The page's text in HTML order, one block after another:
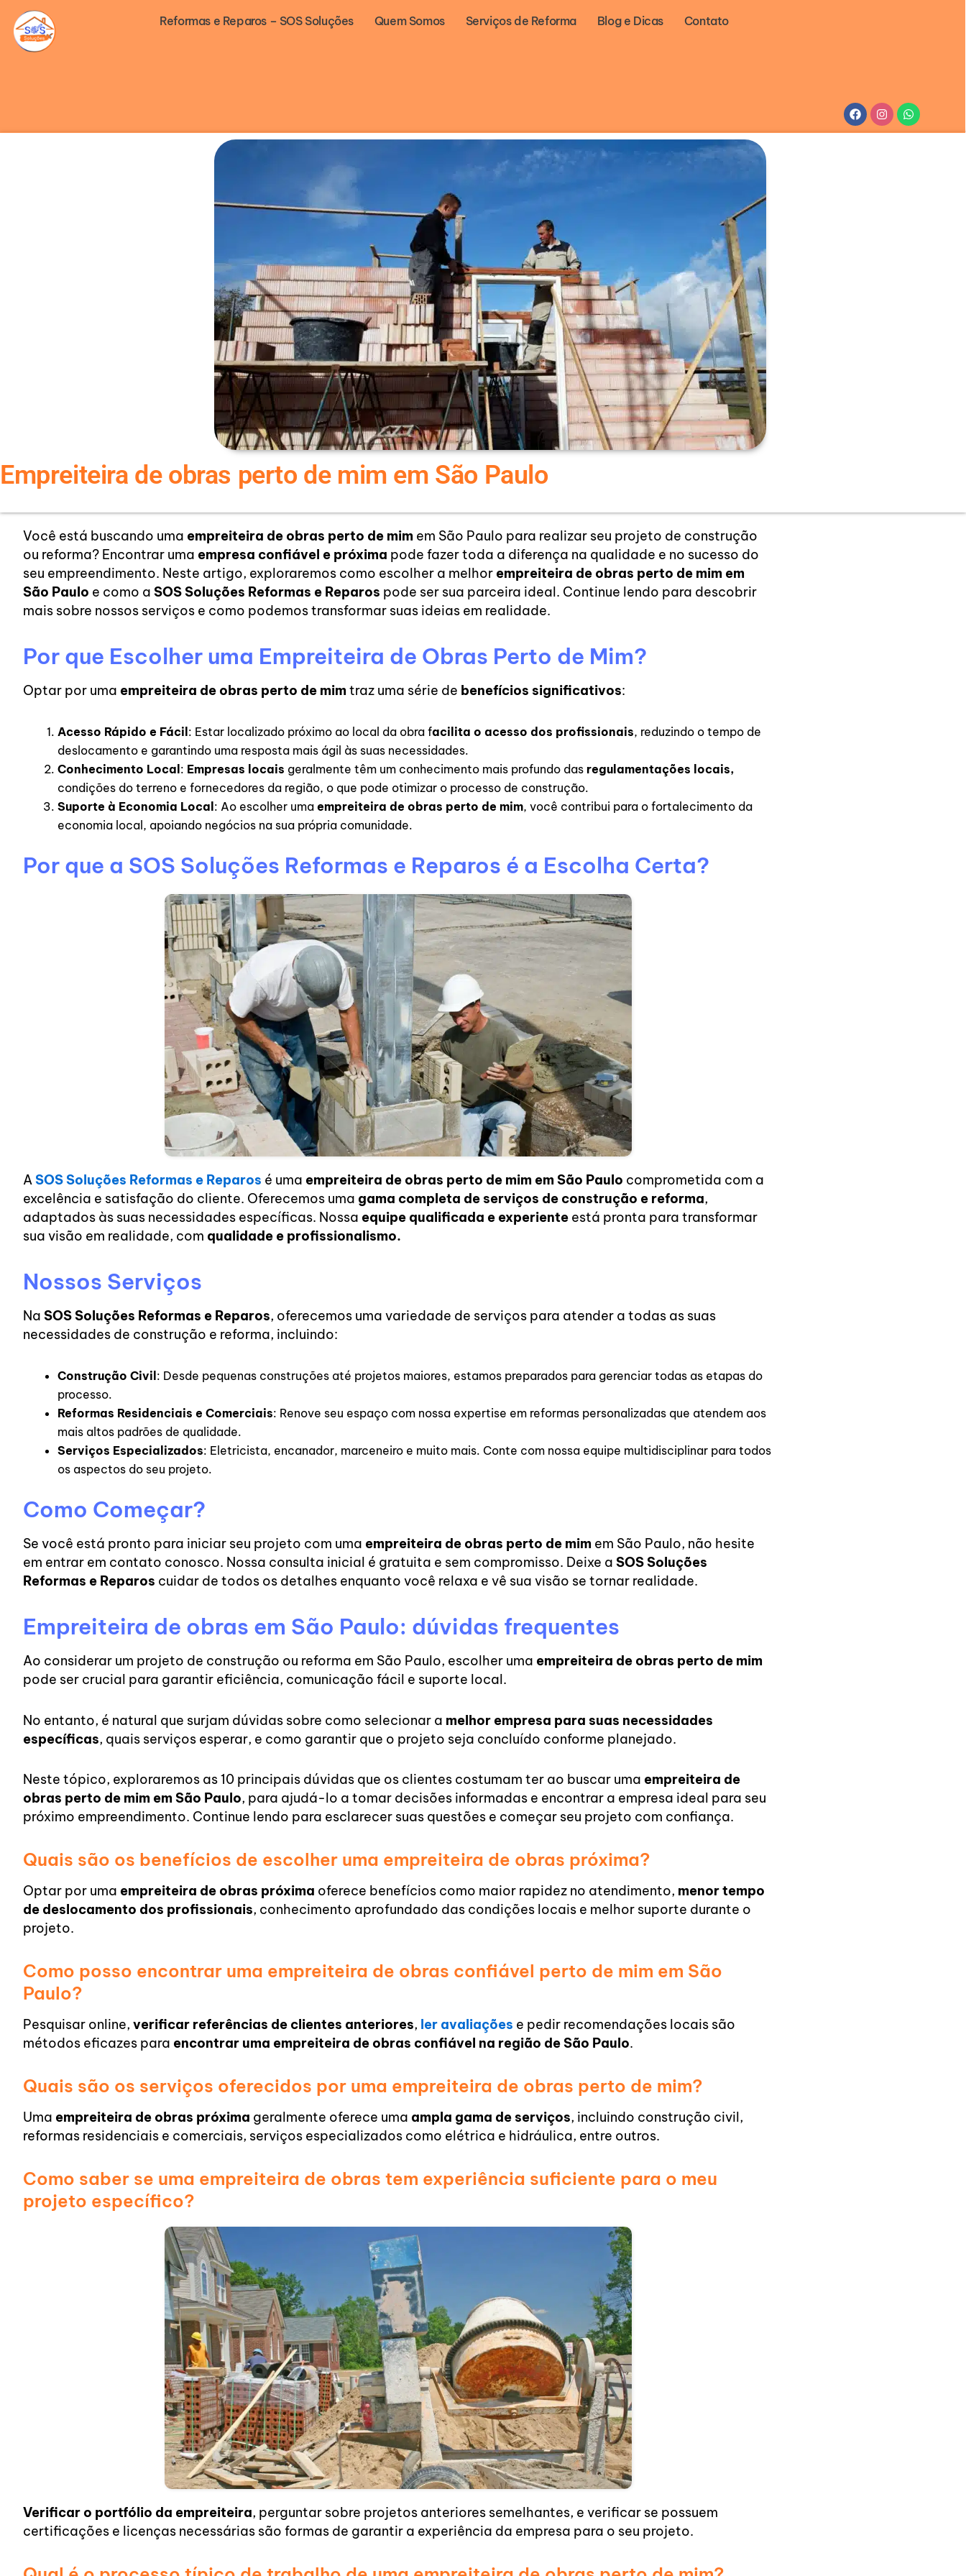
para
Reformas e Reparos – SOS Soluções Quem Somos Serviços de Reforma Blog e Dicas Contato
Facebook
InstagramWhatsapp
Empreiteira de obras perto de mim em São Paulo
Você está buscando uma empreiteira de obras perto de mim em São Paulo para realizar seu projeto de construção
ou reforma? Encontrar uma empresa confiável e próxima pode fazer toda a diferença na qualidade e no sucesso do
seu empreendimento. Neste artigo, exploraremos como escolher a melhor empreiteira de obras perto de mim em
São Paulo e como a SOS Soluções Reformas e Reparos pode ser sua parceira ideal. Continue lendo para descobrir
mais sobre nossos serviços e como podemos transformar suas ideias em realidade.
Por que Escolher uma Empreiteira de Obras Perto de Mim?
Optar por uma empreiteira de obras perto de mim traz uma série de benefícios significativos:
Acesso Rápido e Fácil: Estar localizado próximo ao local da obra facilita o acesso dos profissionais, reduzindo o tempo de
deslocamento e garantindo uma resposta mais ágil às suas necessidades.
Conhecimento Local: Empresas locais geralmente têm um conhecimento mais profundo das regulamentações locais,
condições do terreno e fornecedores da região, o que pode otimizar o processo de construção.
Suporte à Economia Local: Ao escolher uma empreiteira de obras perto de mim, você contribui para o fortalecimento da
economia local, apoiando negócios na sua própria comunidade.
Por que a SOS Soluções Reformas e Reparos é a Escolha Certa?
ASOS Soluções Reformas e Reparos é uma empreiteira de obras perto de mim em São Paulo comprometida com a
excelência e satisfação do cliente. Oferecemos uma gama completa de serviços de construção e reforma,
adaptados às suas necessidades específicas. Nossa equipe qualificada e experiente está pronta para transformar
sua visão em realidade, com qualidade e profissionalismo.
Nossos Serviços
Na SOS Soluções Reformas e Reparos, oferecemos uma variedade de serviços para atender a todas as suas
necessidades de construção e reforma, incluindo:
Construção Civil : Desde pequenas construções até projetos maiores, estamos preparados para gerenciar todas as etapas do
processo.
Reformas Residenciais e Comerciais: Renove seu espaço com nossa expertise em reformas personalizadas que atendem aos
mais altos padrões de qualidade.
Serviços Especializados: Eletricista, encanador, marceneiro e muito mais. Conte com nossa equipe multidisciplinar para todos
os aspectos do seu projeto.
Como Começar?
Se você está pronto para iniciar seu projeto com uma empreiteira de obras perto de mim em São Paulo, não hesite
em entrar em contato conosco. Nossa consulta inicial é gratuita e sem compromisso. Deixe a SOS Soluções
Reformas e Reparos cuidar de todos os detalhes enquanto você relaxa e vê sua visão se tornar realidade.
Empreiteira de obras em São Paulo: dúvidas frequentes
Ao considerar um projeto de construção ou reforma em São Paulo, escolher uma empreiteira de obras perto de mim
pode ser crucial para garantir eficiência, comunicação fácil e suporte local.
No entanto, é natural que surjam dúvidas sobre como selecionar a melhor empresa para suas necessidades
específicas, quais serviços esperar, e como garantir que o projeto seja concluído conforme planejado.
Neste tópico, exploraremos as 10 principais dúvidas que os clientes costumam ter ao buscar uma empreiteira de
obras perto de mim em São Paulo, para ajudá-lo a tomar decisões informadas e encontrar a empresa ideal para seu
próximo empreendimento. Continue lendo para esclarecer suas questões e começar seu projeto com confiança.
Quais são os benefícios de escolher uma empreiteira de obras próxima?
Optar por uma empreiteira de obras próxima oferece benefícios como maior rapidez no atendimento, menor tempo
de deslocamento dos profissionais, conhecimento aprofundado das condições locais e melhor suporte durante o
projeto.
Como posso encontrar uma empreiteira de obras confiável perto de mim em São
Paulo?
Pesquisar online, verificar referências de clientes anteriores, ler avaliações e pedir recomendações locais são
métodos eficazes para encontrar uma empreiteira de obras confiável na região de São Paulo.
Quais são os serviços oferecidos por uma empreiteira de obras perto de mim?
Uma empreiteira de obras próxima geralmente oferece uma ampla gama de serviços, incluindo construção civil,
reformas residenciais e comerciais, serviços especializados como elétrica e hidráulica, entre outros.
Como saber se uma empreiteira de obras tem experiência suficiente para o meu
projeto específico?
Verificar o portfólio da empreiteira, perguntar sobre projetos anteriores semelhantes, e verificar se possuem
certificações e licenças necessárias são formas de garantir a experiência da empresa para o seu projeto.